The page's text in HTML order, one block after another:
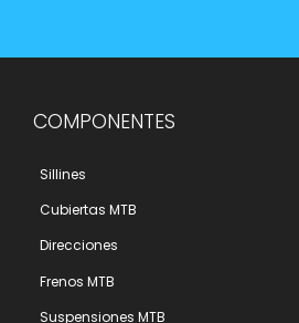
COMPONENTES
Sillines
Cubiertas MTB
Direcciones
Frenos MTB
Suspensiones MTB